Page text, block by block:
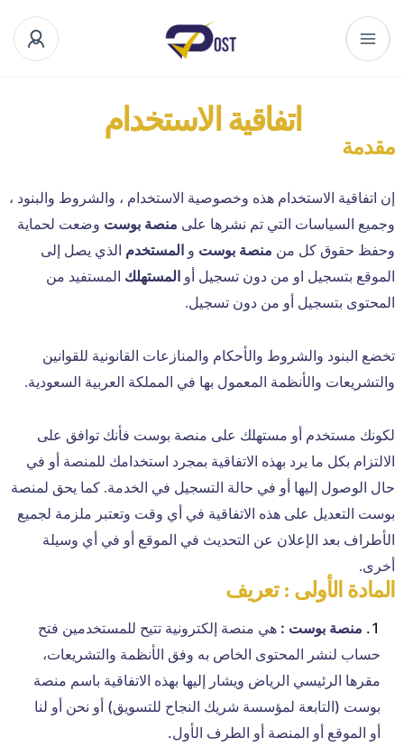
اتفاقية الاستخدام
مقدمة
إن اتفاقية الاستخدام هذه وخصوصية الاستخدام ، والشروط والبنود ،
وجميع السياسات التي تم نشرها على منصة بوست وضعت لحماية
وحفظ حقوق كل من منصة بوست و المستخدم الذي يصل إلى
الموقع بتسجيل او من دون تسجيل أو المستهلك المستفيد من
المحتوى بتسجيل أو من دون تسجيل.
تخضع البنود والشروط والأحكام والمنازعات القانونية للقوانين
والتشريعات والأنظمة المعمول بها في المملكة العربية السعودية.
لكونك مستخدم أو مستهلك على منصة بوست فأنك توافق على
الالتزام بكل ما يرد بهذه الاتفاقية بمجرد استخدامك للمنصة أو في
حال الوصول إليها أو في حالة التسجيل في الخدمة. كما يحق لمنصة
بوست التعديل على هذه الاتفاقية في أي وقت وتعتبر ملزمة لجميع
الأطراف بعد الإعلان عن التحديث في الموقع أو في أي وسيلة
أخرى.
المادة الأولى : تعريف
منصة بوست : هي منصة إلكترونية تتيح للمستخدمين فتح
حساب لنشر المحتوى الخاص به وفق الأنظمة والتشريعات،
مقرها الرئيسي الرياض ويشار إليها بهذه الاتفاقية باسم منصة
بوست (التابعة لمؤسسة شريك النجاح للتسويق) أو نحن أو لنا
أو الموقع أو المنصة أو الطرف الأول.